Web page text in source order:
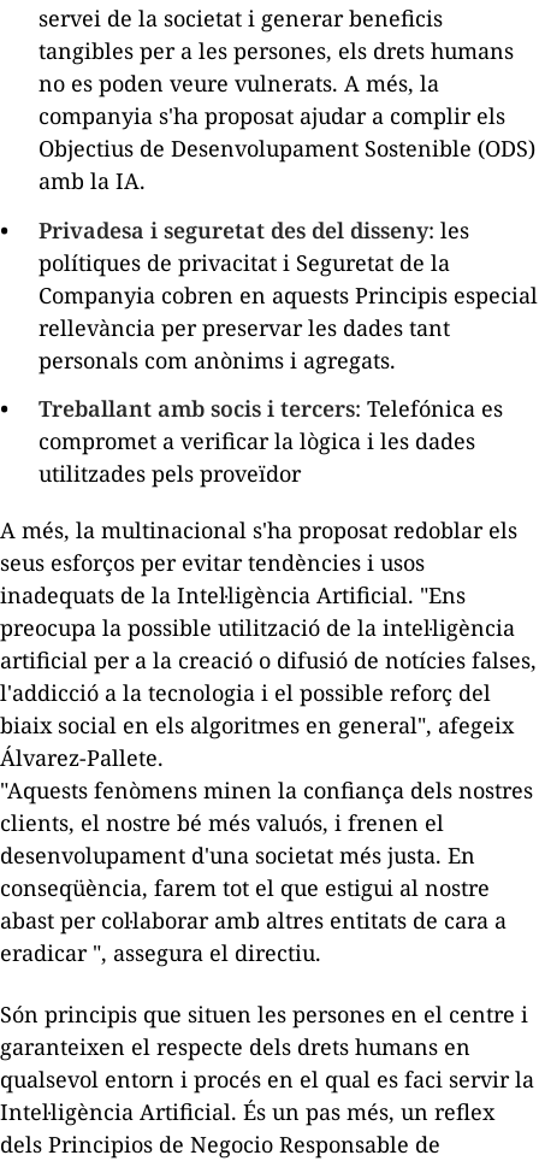
servei de la societat i generar beneficis
tangibles per a les persones, els drets humans
no es poden veure vulnerats. A més, la
companyia s'ha proposat ajudar a complir els
Objectius de Desenvolupament Sostenible (ODS)
amb la IA.
Privadesa i seguretat des del disseny: les
polítiques de privacitat i Seguretat de la
Companyia cobren en aquests Principis especial
rellevància per preservar les dades tant
personals com anònims i agregats.
Treballant amb socis i tercers: Telefónica es
compromet a verificar la lògica i les dades
utilitzades pels proveïdor
A més, la multinacional s'ha proposat redoblar els
seus esforços per evitar tendències i usos
inadequats de la Intel·ligència Artificial. "Ens
preocupa la possible utilització de la intel·ligència
artificial per a la creació o difusió de notícies falses,
l'addicció a la tecnologia i el possible reforç del
biaix social en els algoritmes en general", afegeix
Álvarez-Pallete.
"Aquests fenòmens minen la confiança dels nostres
clients, el nostre bé més valuós, i frenen el
desenvolupament d'una societat més justa. En
conseqüència, farem tot el que estigui al nostre
abast per col·laborar amb altres entitats de cara a
eradicar ", assegura el directiu.
Són principis que situen les persones en el centre i
garanteixen el respecte dels drets humans en
qualsevol entorn i procés en el qual es faci servir la
Intel·ligència Artificial. És un pas més, un reflex
dels Principios de Negocio Responsable de